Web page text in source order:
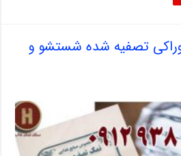
تصفیه شده شستشو و